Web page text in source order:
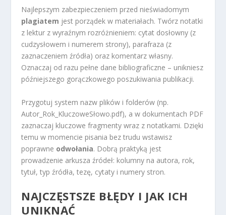
Najlepszym zabezpieczeniem przed nieświadomym
plagiatem jest porządek w materiałach. Twórz notatki
z lektur z wyraźnym rozróżnieniem: cytat dosłowny (z
cudzysłowem i numerem strony), parafraza (z
zaznaczeniem źródła) oraz komentarz własny.
Oznaczaj od razu pełne dane bibliograficzne – unikniesz
późniejszego gorączkowego poszukiwania publikacji.
Przygotuj system nazw plików i folderów (np.
Autor_Rok_KluczoweSłowo.pdf), a w dokumentach PDF
zaznaczaj kluczowe fragmenty wraz z notatkami. Dzięki
temu w momencie pisania bez trudu wstawisz
poprawne odwołania. Dobrą praktyką jest
prowadzenie arkusza źródeł: kolumny na autora, rok,
tytuł, typ źródła, tezę, cytaty i numery stron.
NAJCZĘSTSZE BŁĘDY I JAK ICH
UNIKNĄĆ